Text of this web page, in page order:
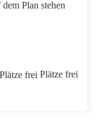
Plan stehen
Plätze frei